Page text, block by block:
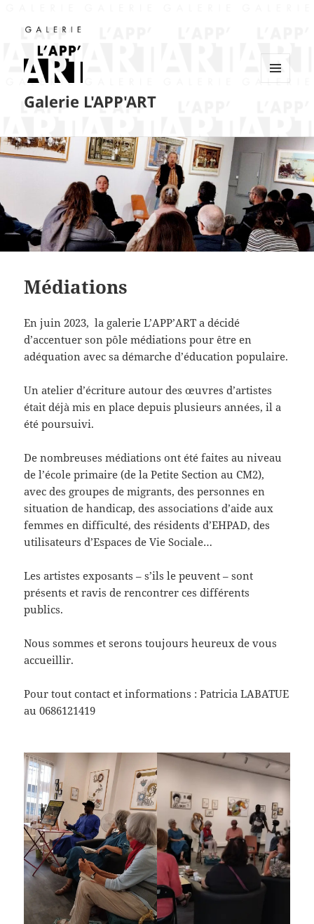
Galerie L'APP'ART
Médiations
En juin 2023, la galerie L’APP’ART a décidé
d’accentuer son pôle médiations pour être en
adéquation avec sa démarche d’éducation populaire.
Un atelier d’écriture autour des œuvres d’artistes
était déjà mis en place depuis plusieurs années, il a
été poursuivi.
De nombreuses médiations ont été faites au niveau
de l’école primaire (de la Petite Section au CM2),
avec des groupes de migrants, des personnes en
situation de handicap, des associations d’aide aux
femmes en difficulté, des résidents d’EHPAD, des
utilisateurs d’Espaces de Vie Sociale…
Les artistes exposants – s’ils le peuvent – sont
présents et ravis de rencontrer ces différents
publics.
Nous sommes et serons toujours heureux de vous
accueillir.
Pour tout contact et informations : Patricia LABATUE
au 0686121419